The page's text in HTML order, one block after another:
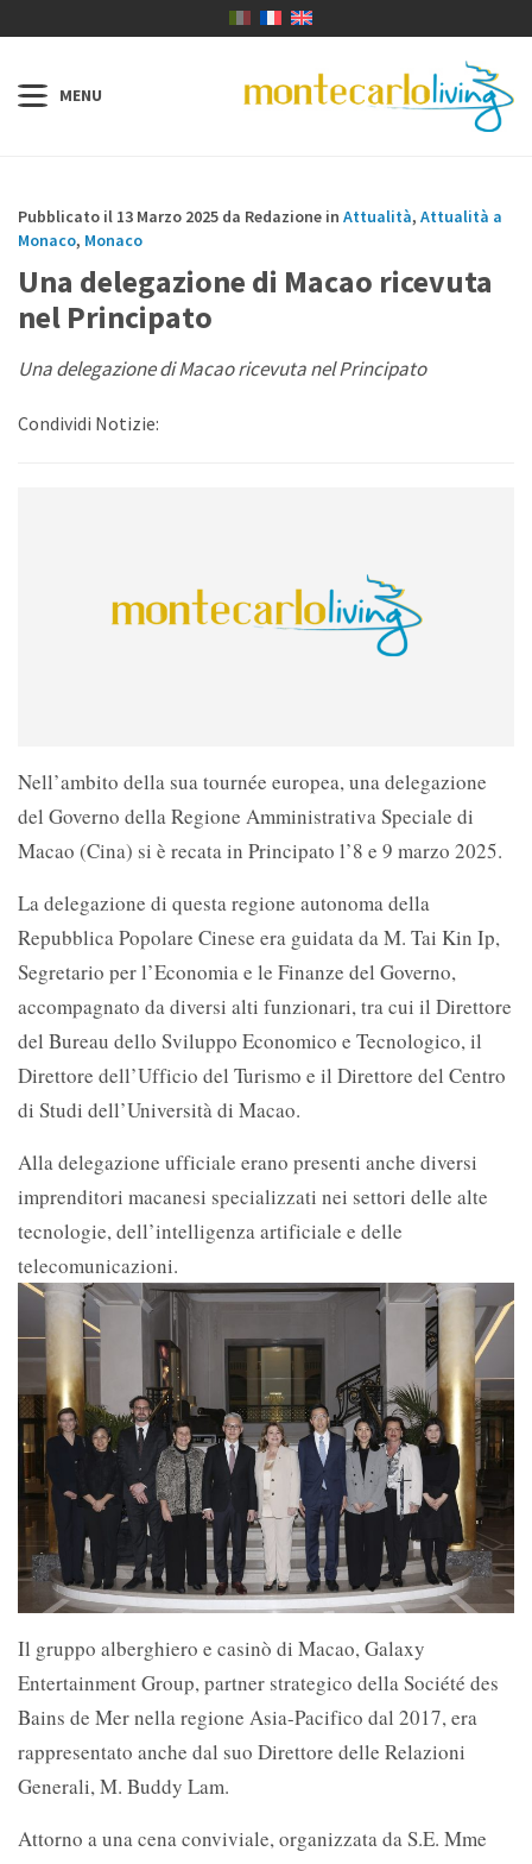
Pubblicato il 13 Marzo 2025 da Redazione in Attualità, Attualità a
Monaco, Monaco
Una delegazione di Macao ricevuta
nel Principato
Una delegazione di Macao ricevuta nel Principato
Condividi Notizie:
Nell’ambito della sua tournée europea, una delegazione
del Governo della Regione Amministrativa Speciale di
Macao (Cina) si è recata in Principato l’8 e 9 marzo 2025.
La delegazione di questa regione autonoma della
Repubblica Popolare Cinese era guidata da M. Tai Kin Ip,
Segretario per l’Economia e le Finanze del Governo,
accompagnato da diversi alti funzionari, tra cui il Direttore
del Bureau dello Sviluppo Economico e Tecnologico, il
Direttore dell’Ufficio del Turismo e il Direttore del Centro
di Studi dell’Università di Macao.
Alla delegazione ufficiale erano presenti anche diversi
imprenditori macanesi specializzati nei settori delle alte
tecnologie, dell’intelligenza artificiale e delle
telecomunicazioni.
Il gruppo alberghiero e casinò di Macao, Galaxy
Entertainment Group, partner strategico della Société des
Bains de Mer nella regione Asia-Pacifico dal 2017, era
rappresentato anche dal suo Direttore delle Relazioni
Generali, M. Buddy Lam.
Attorno a una cena conviviale, organizzata da S.E. Mme